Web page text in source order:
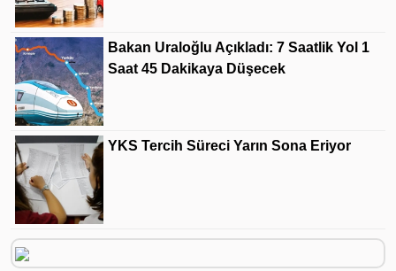
Bakan Uraloğlu Açıkladı: 7 Saatlik Yol 1
Saat 45 Dakikaya Düşecek
YKS Tercih Süreci Yarın Sona Eriyor